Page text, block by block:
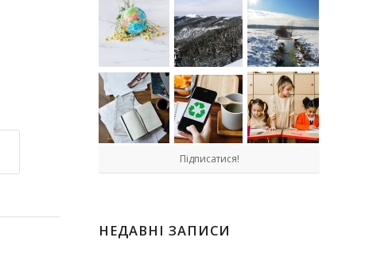
Підписатися!
НЕДАВНІ ЗАПИСИ